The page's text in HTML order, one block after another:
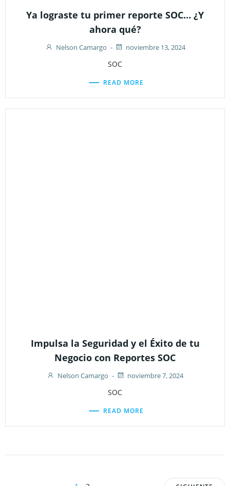
Ya lograste tu primer reporte SOC… ¿Y
ahora qué?
Nelson Camargo - noviembre 13, 2024
SOC
READ MORE
Impulsa la Seguridad y el Éxito de tu
Negocio con Reportes SOC
Nelson Camargo - noviembre 7, 2024
SOC
READ MORE